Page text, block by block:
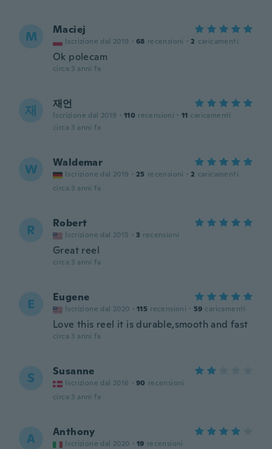
M Maciej
Iscrizione dal 2019 · 68 recensioni · 2 caricamenti
Ok polecam
circa 3 anni fa
재 재언
Iscrizione dal 2019 · 110 recensioni · 11 caricamenti
circa 3 anni fa
W Waldemar
Iscrizione dal 2019 · 25 recensioni · 2 caricamenti
circa 3 anni fa
R Robert
Iscrizione dal 2015 · 3 recensioni
Great reel
circa 3 anni fa
E Eugene
Iscrizione dal 2020 · 115 recensioni · 59 caricamenti
Love this reel it is durable,smooth and fast
circa 3 anni fa
S Susanne
Iscrizione dal 2016 · 90 recensioni
circa 3 anni fa
A Anthony
Iscrizione dal 2020 · 19 recensioni